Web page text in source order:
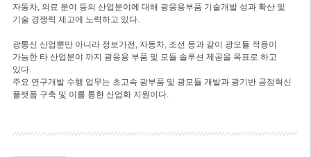
자동차, 의료 분야 등의 산업분야에 대해 광응용부품 기술개발 성과 확산 및
기술 경쟁력 제고에 노력하고 있다.
광통신 산업뿐만 아니라 정보가전, 자동차, 조선 등과 같이 광모듈 적용이
가능한 타 산업분야 까지 광응용 부품 및 모듈 솔루션 제공을 목표로 하고
있다.
주요 연구개발 수행 업무는 초고속 광부품 및 광모듈 개발과 광기반 공정혁신
플랫폼 구축 및 이를 통한 산업화 지원이다.